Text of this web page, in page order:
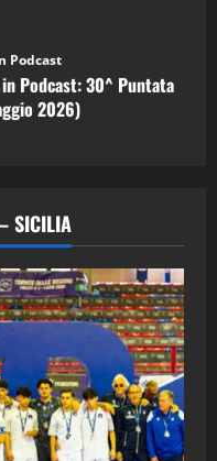
Podcast: 30^ Puntata
2026)
Podcast: 29^ Puntata
2026)
Podcast
Podcast: 28^ Puntata
2026)
SICILIA